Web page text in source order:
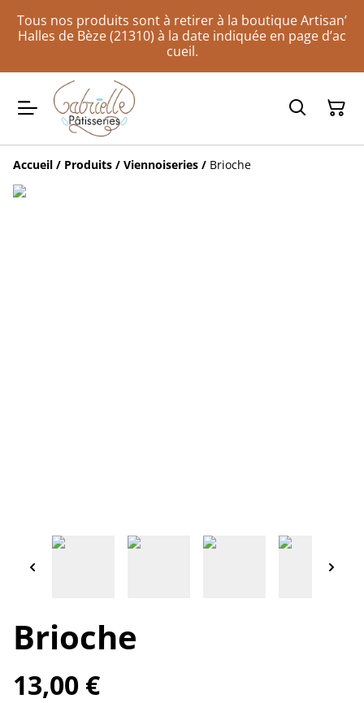
Tous nos produits sont à retirer à la boutique Artisan’
Halles de Bèze (21310) à la date indiquée en page d’ac
cueil.
Accueil / Produits / Viennoiseries / Brioche
Brioche
13,00 €